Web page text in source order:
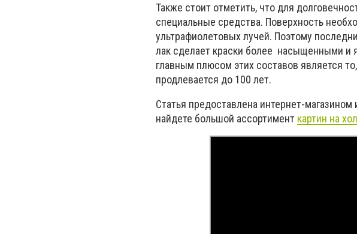
Также стоит отметить, что для
специальные средства. Поверхность
ультрафиолетовых лучей. Поэтому
лак сделает краски более насыщенными и
главным плюсом этих составов является
продлевается до 100 лет.
Статья предоставлена интернет-магазином
найдете большой ассортимент картин на